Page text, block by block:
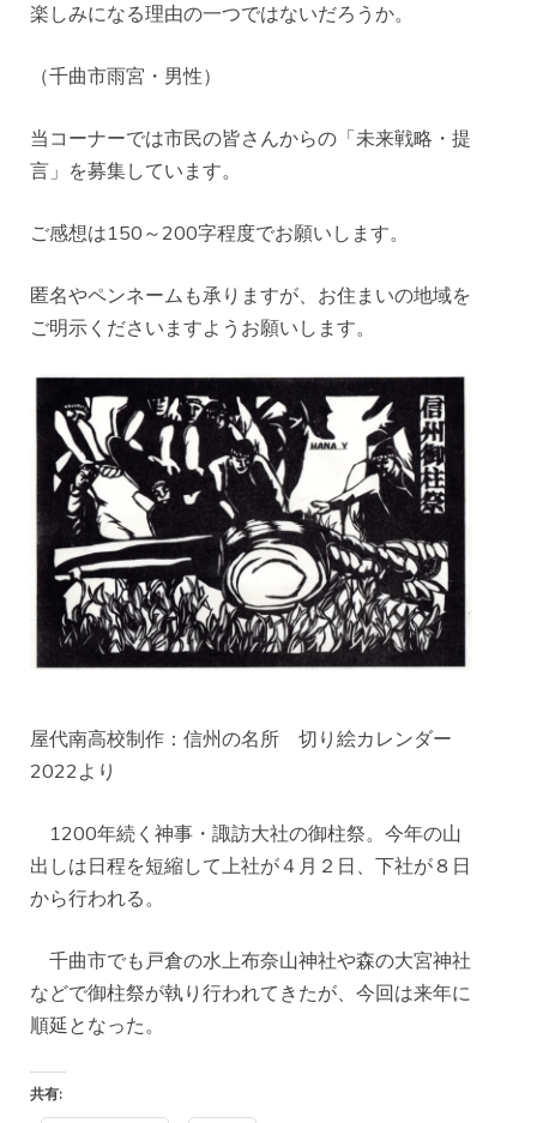
楽しみになる理由の一つではないだろうか。
（千曲市雨宮・男性）
当コーナーでは市民の皆さんからの「未来戦略・提
言」を募集しています。
ご感想は150～200字程度でお願いします。
匿名やペンネームも承りますが、お住まいの地域を
ご明示くださいますようお願いします。
屋代南高校制作：信州の名所 切り絵カレンダー
2022より
1200年続く神事・諏訪大社の御柱祭。今年の山
出しは日程を短縮して上社が４月２日、下社が８日
から行われる。
千曲市でも戸倉の水上布奈山神社や森の大宮神社
などで御柱祭が執り行われてきたが、今回は来年に
順延となった。
共有: